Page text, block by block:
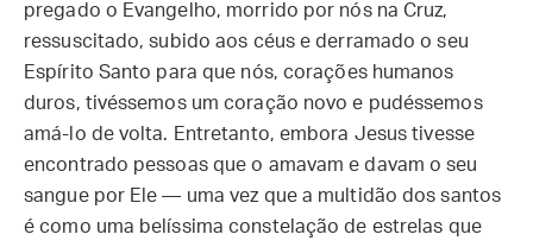
pregado o Evangelho, morrido por nós na Cruz,
ressuscitado, subido aos céus e derramado o seu
Espírito Santo para que nós, corações humanos
duros, tivéssemos um coração novo e pudéssemos
amá-lo de volta. Entretanto, embora Jesus tivesse
encontrado pessoas que o amavam e davam o seu
sangue por Ele — uma vez que a multidão dos santos
é como uma belíssima constelação de estrelas que